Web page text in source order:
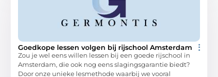
Goedkope lessen volgen bij rijschool Amsterdam
Zou je wel eens willen lessen bij een goede rijschool in
Amsterdam, die ook nog eens slagingsgarantie biedt?
Door onze unieke lesmethode waarbij we vooral